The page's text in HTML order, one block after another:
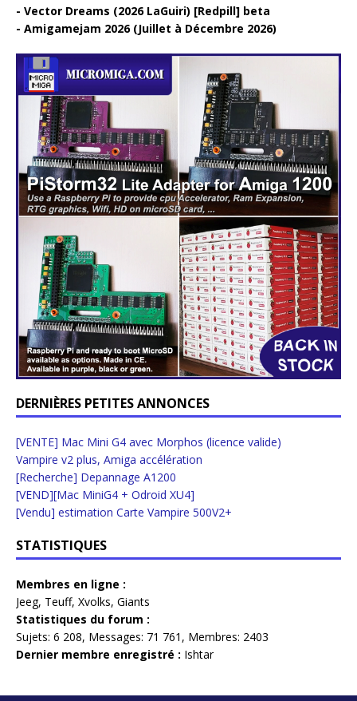
Vector Dreams (2026 LaGuiri) [Redpill] beta
Amigamejam 2026 (Juillet à Décembre 2026)
DERNIÈRES PETITES ANNONCES
[VENTE] Mac Mini G4 avec Morphos (licence valide)
Vampire v2 plus, Amiga accélération
[Recherche] Depannage A1200
[VEND][Mac MiniG4 + Odroid XU4]
[Vendu] estimation Carte Vampire 500V2+
STATISTIQUES
Membres en ligne :
Jeeg, Teuff, Xvolks, Giants
Statistiques du forum :
Sujets: 6 208, Messages: 71 761, Membres: 2403
Dernier membre enregistré : Ishtar